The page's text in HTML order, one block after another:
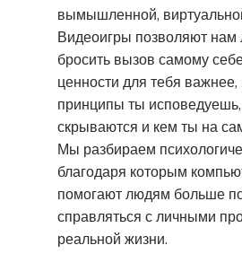
вымышленной,
Видеоигры позволяют нам
бросить вызов самому
ценности для тебя
принципы ты исповедуешь,
скрываются и кем ты на
Мы разбираем
благодаря которым
помогают людям больше
справляться с личными
реальной жизни.